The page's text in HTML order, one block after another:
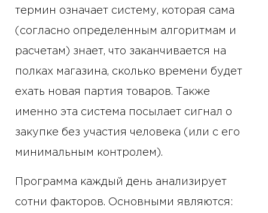
термин означает систему, которая сама
(согласно определенным алгоритмам и
расчетам) знает, что заканчивается на
полках магазина, сколько времени будет
ехать новая партия товаров. Также
именно эта система посылает сигнал о
закупке без участия человека (или с его
минимальным контролем).
Программа каждый день анализирует
сотни факторов. Основными являются: